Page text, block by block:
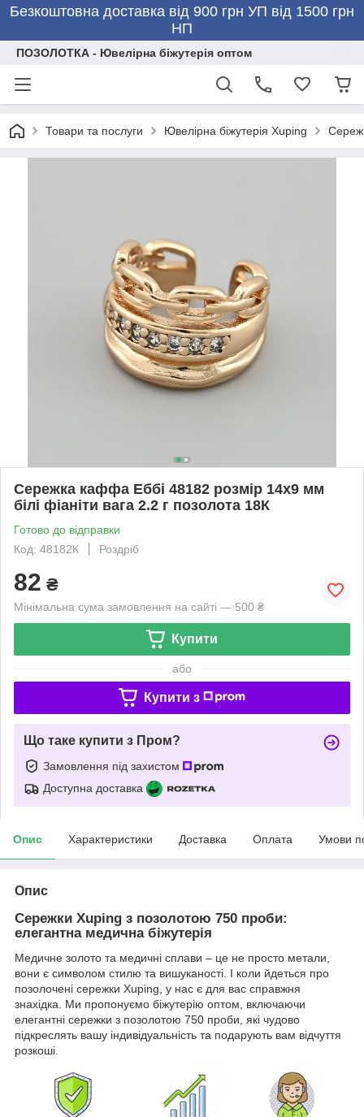
Безкоштовна доставка від 900 грн УП від 1500 грн
НП
ПОЗОЛОТКА - Ювелірна біжутерія оптом
Товари та послуги Ювелірна біжутерія Xuping
Сережка каффа Еббі 48182 розмір 14х9 мм
білі фіаніти вага 2.2 г позолота 18К
Готово до відправки
Код: 48182К
Роздріб
82 ₴
Мінімальна сума замовлення на сайті — 500 ₴
Купити
або
Купити з
Що таке купити з Пром?
Замовлення під захистом
Доступна доставка
Опис Характеристики Доставка Оплата Умови
Опис
Сережки Xuping з позолотою 750 проби:
елегантна медична біжутерія
Медичне золото та медичні сплави – це не просто метали,
вони є символом стилю та вишуканості. І коли йдеться про
позолочені сережки Xuping, у нас є для вас справжня
знахідка. Ми пропонуємо біжутерію оптом, включаючи
елегантні сережки з позолотою 750 проби, які чудово
підкреслять вашу індивідуальність та подарують вам відчуття
розкоші.